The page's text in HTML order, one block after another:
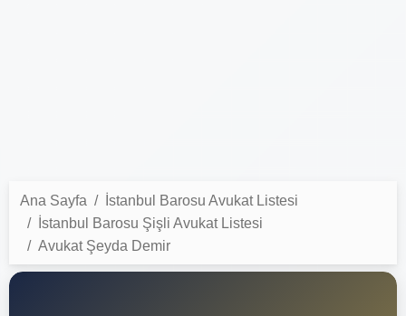
Ana Sayfa
İstanbul Barosu Avukat Listesi
İstanbul Barosu Şişli Avukat Listesi
Avukat Şeyda Demir